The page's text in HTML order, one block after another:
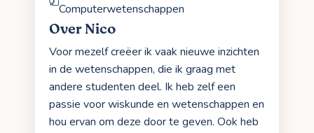
Computerwetenschappen
Over Nico
Voor mezelf creëer ik vaak nieuwe inzichten
in de wetenschappen, die ik graag met
andere studenten deel. Ik heb zelf een
passie voor wiskunde en wetenschappen en
hou ervan om deze door te geven. Ook heb